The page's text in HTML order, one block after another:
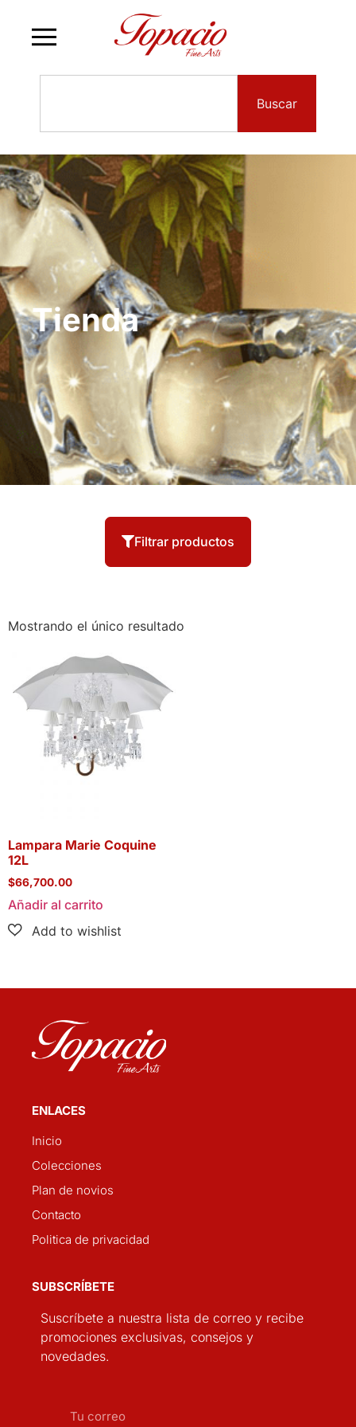
Buscar
Tienda
Filtrar productos
Mostrando el único resultado
Lampara Marie Coquine
12L
$66,700.00
Añadir al carrito
ENLACES
Inicio
Colecciones
Plan de novios
Contacto
Politica de privacidad
SUBSCRÍBETE
Suscríbete a nuestra lista de correo y recibe
promociones exclusivas, consejos y
novedades.